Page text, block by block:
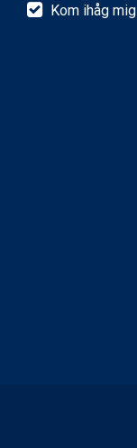
Kom ihåg mig